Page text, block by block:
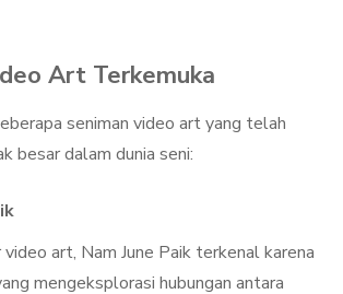
Art Terkemuka
seniman video art yang telah
besar dalam dunia seni:
art, Nam June Paik terkenal karena
mengeksplorasi hubungan antara